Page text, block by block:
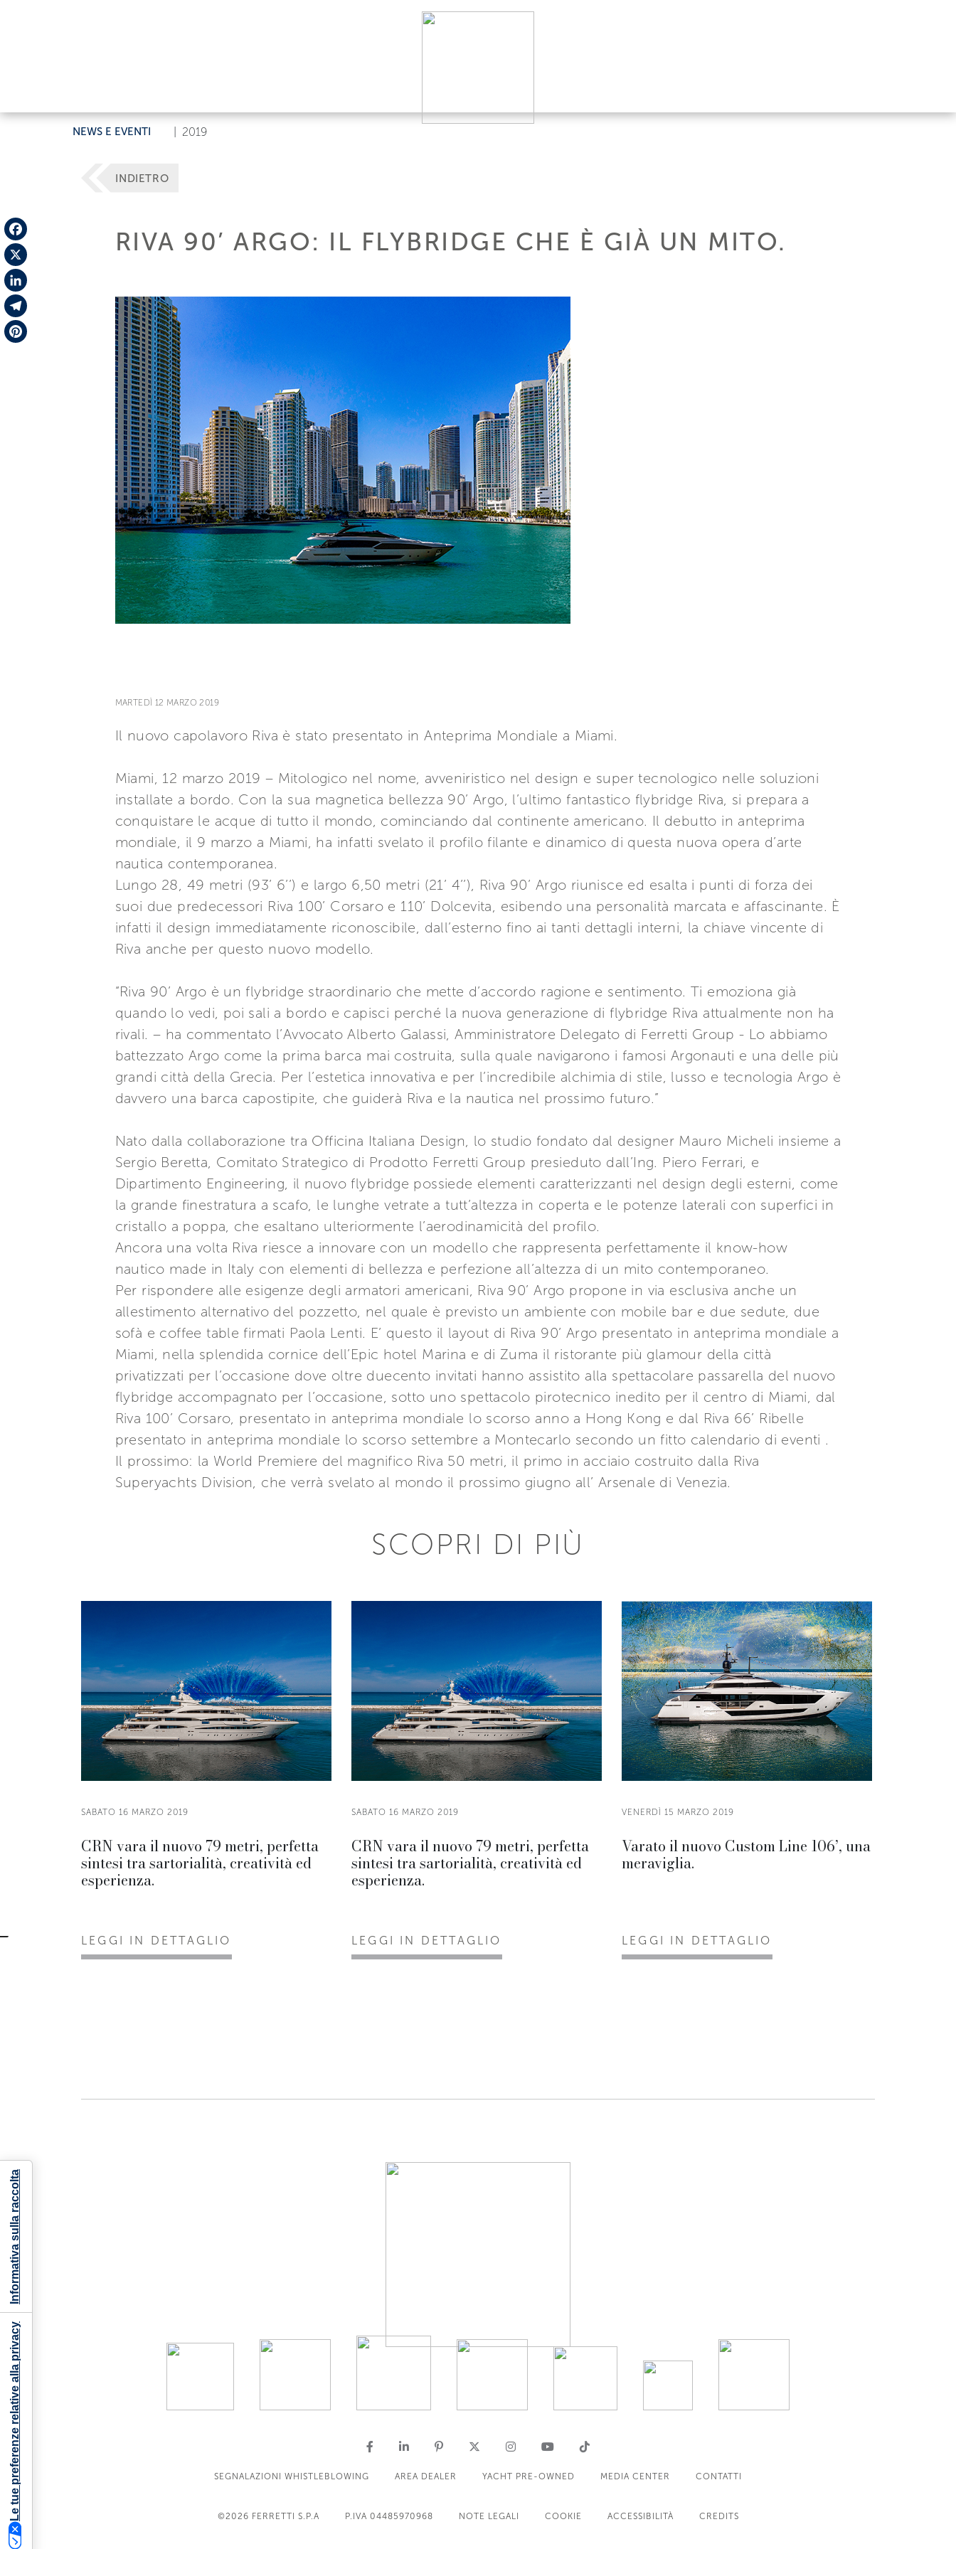
NEWS E EVENTI 2019
Facebook
X
LinkedIn
Telegram
INDIETRO
RIVA 90’ ARGO: IL FLYBRIDGE CHE È GIÀ UN MITO.
MARTEDÌ 12 MARZO 2019
Il nuovo capolavoro Riva è stato presentato in Anteprima Mondiale a Miami.
Miami, 12 marzo 2019 – Mitologico nel nome, avveniristico nel design e super tecnologico nelle soluzioni
installate a bordo. Con la sua magnetica bellezza 90’ Argo, l’ultimo fantastico flybridge Riva, si prepara a
conquistare le acque di tutto il mondo, cominciando dal continente americano. Il debutto in anteprima
mondiale, il 9 marzo a Miami, ha infatti svelato il profilo filante e dinamico di questa nuova opera d’arte
nautica contemporanea.
Lungo 28, 49 metri (93’ 6’’) e largo 6,50 metri (21’ 4’’), Riva 90’ Argo riunisce ed esalta i punti di forza dei
suoi due predecessori Riva 100’ Corsaro e 110’ Dolcevita, esibendo una personalità marcata e affascinante. È
infatti il design immediatamente riconoscibile, dall’esterno fino ai tanti dettagli interni, la chiave vincente di
Riva anche per questo nuovo modello.
“Riva 90’ Argo è un flybridge straordinario che mette d’accordo ragione e sentimento. Ti emoziona già
quando lo vedi, poi sali a bordo e capisci perché la nuova generazione di flybridge Riva attualmente non ha
rivali. – ha commentato l’Avvocato Alberto Galassi, Amministratore Delegato di Ferretti Group - Lo abbiamo
battezzato Argo come la prima barca mai costruita, sulla quale navigarono i famosi Argonauti e una delle più
grandi città della Grecia. Per l’estetica innovativa e per l’incredibile alchimia di stile, lusso e tecnologia Argo è
davvero una barca capostipite, che guiderà Riva e la nautica nel prossimo futuro.”
Nato dalla collaborazione tra Officina Italiana Design, lo studio fondato dal designer Mauro Micheli insieme a
Sergio Beretta, Comitato Strategico di Prodotto Ferretti Group presieduto dall’Ing. Piero Ferrari, e
Dipartimento Engineering, il nuovo flybridge possiede elementi caratterizzanti nel design degli esterni, come
la grande finestratura a scafo, le lunghe vetrate a tutt’altezza in coperta e le potenze laterali con superfici in
cristallo a poppa, che esaltano ulteriormente l’aerodinamicità del profilo.
Ancora una volta Riva riesce a innovare con un modello che rappresenta perfettamente il know-how
nautico made in Italy con elementi di bellezza e perfezione all’altezza di un mito contemporaneo.
Per rispondere alle esigenze degli armatori americani, Riva 90’ Argo propone in via esclusiva anche un
allestimento alternativo del pozzetto, nel quale è previsto un ambiente con mobile bar e due sedute, due
sofà e coffee table firmati Paola Lenti. E’ questo il layout di Riva 90’ Argo presentato in anteprima mondiale a
Miami, nella splendida cornice dell’Epic hotel Marina e di Zuma il ristorante più glamour della città
privatizzati per l’occasione dove oltre duecento invitati hanno assistito alla spettacolare passarella del nuovo
flybridge accompagnato per l’occasione, sotto uno spettacolo pirotecnico inedito per il centro di Miami, dal
Riva 100’ Corsaro, presentato in anteprima mondiale lo scorso anno a Hong Kong e dal Riva 66’ Ribelle
presentato in anteprima mondiale lo scorso settembre a Montecarlo secondo un fitto calendario di eventi .
Il prossimo: la World Premiere del magnifico Riva 50 metri, il primo in acciaio costruito dalla Riva
Superyachts Division, che verrà svelato al mondo il prossimo giugno all’ Arsenale di Venezia.
SCOPRI DI PIÙ
SABATO 16 MARZO 2019
CRN vara il nuovo 79 metri, perfetta
sintesi tra sartorialità, creatività ed
esperienza.
LEGGI IN DETTAGLIO
SABATO 16 MARZO 2019
CRN vara il nuovo 79 metri, perfetta
sintesi tra sartorialità, creatività ed
esperienza.
LEGGI IN DETTAGLIO
VENERDÌ 15 MARZO 2019
Varato il nuovo Custom Line 106’, una
meraviglia.
LEGGI IN DETTAGLIO
SEGNALAZIONI WHISTLEBLOWING AREA DEALER YACHT PRE-OWNED MEDIA CENTER CONTATTI
©2026 FERRETTI S.P.A P.IVA 04485970968 NOTE LEGALI COOKIE ACCESSIBILITÀ CREDITS
Le tue preferenze relative alla privacy
Informativa sulla raccolta